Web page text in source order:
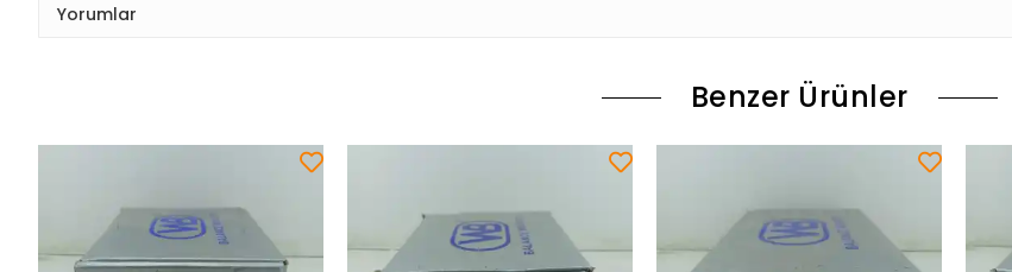
Yorumlar
Benzer Ürünler